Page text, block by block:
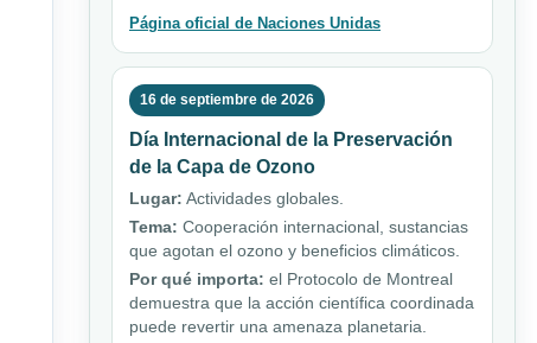
Página oficial de Naciones Unidas
16 de septiembre de 2026
Día Internacional de la Preservación
de la Capa de Ozono
Lugar: Actividades globales.
Tema: Cooperación internacional, sustancias
que agotan el ozono y beneficios climáticos.
Por qué importa: el Protocolo de Montreal
demuestra que la acción científica coordinada
puede revertir una amenaza planetaria.